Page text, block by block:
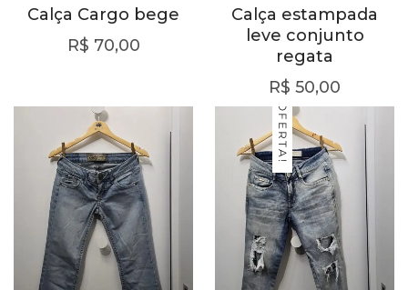
Calça Cargo bege
R$ 70,00
Calça estampada
leve conjunto
regata
R$ 50,00
OFERTA!